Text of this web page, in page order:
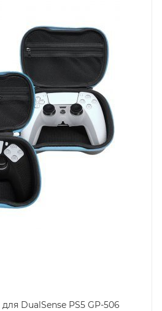
DualSense PS5 GP-506